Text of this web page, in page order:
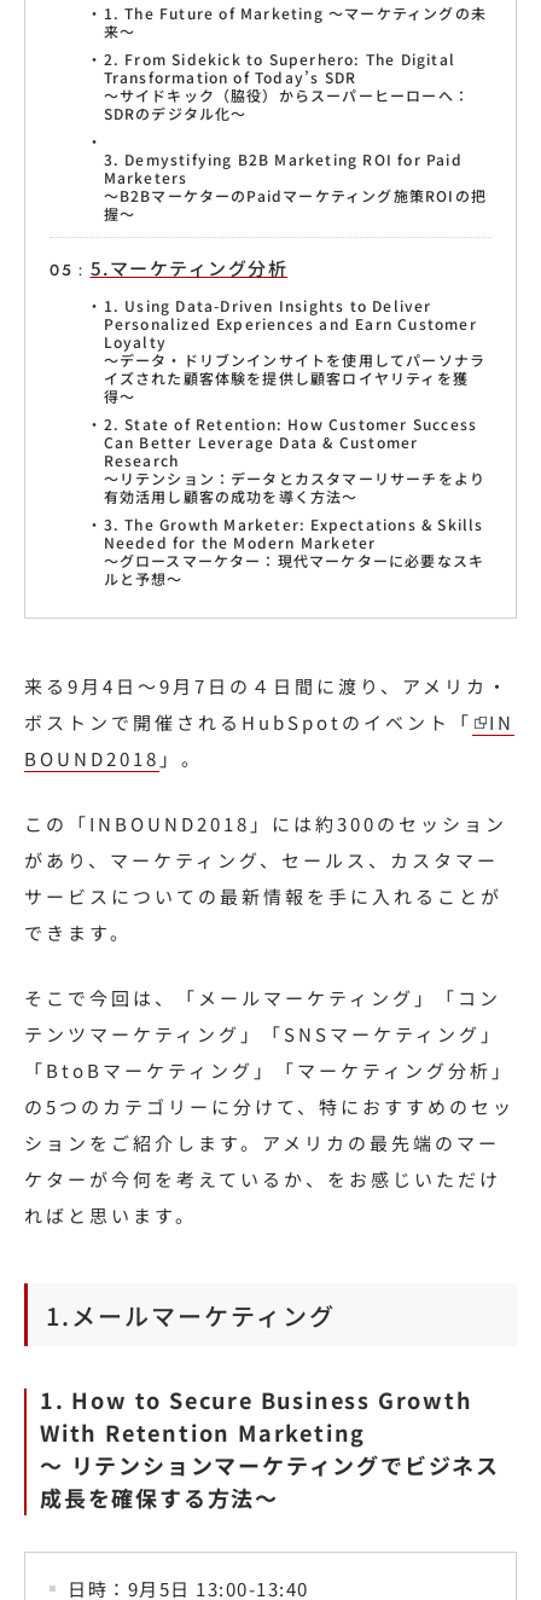
1. The Future of Marketing 〜マーケティングの未
来〜
2. From Sidekick to Superhero: The Digital
Transformation of Today’s SDR
〜サイドキック（脇役）からスーパーヒーローへ：
SDRのデジタル化〜
3. Demystifying B2B Marketing ROI for Paid
Marketers
〜B2BマーケターのPaidマーケティング施策ROIの把
握〜
5.マーケティング分析
1. Using Data-Driven Insights to Deliver
Personalized Experiences and Earn Customer
Loyalty
〜データ・ドリブンインサイトを使用してパーソナラ
イズされた顧客体験を提供し顧客ロイヤリティを獲
得〜
2. State of Retention: How Customer Success
Can Better Leverage Data & Customer
Research
〜リテンション：データとカスタマーリサーチをより
有効活用し顧客の成功を導く方法〜
3. The Growth Marketer: Expectations & Skills
Needed for the Modern Marketer
〜グロースマーケター：現代マーケターに必要なスキ
ルと予想〜
来る9月4日〜9月7日の４日間に渡り、アメリカ・
ボストンで開催されるHubSpotのイベント「
IN
BOUND2018 」。
この「INBOUND2018」には約300のセッション
があり、マーケティング、セールス、カスタマー
サービスについての最新情報を手に入れることが
できます。
そこで今回は、「メールマーケティング」「コン
テンツマーケティング」「SNSマーケティング」
「BtoBマーケティング」「マーケティング分析」
の5つのカテゴリーに分けて、特におすすめのセッ
ションをご紹介します。アメリカの最先端のマー
ケターが今何を考えているか、をお感じいただけ
ればと思います。
1.メールマーケティング
1. How to Secure Business Growth
With Retention Marketing
〜 リテンションマーケティングでビジネス
成長を確保する方法〜
日時：9月5日 13:00-13:40